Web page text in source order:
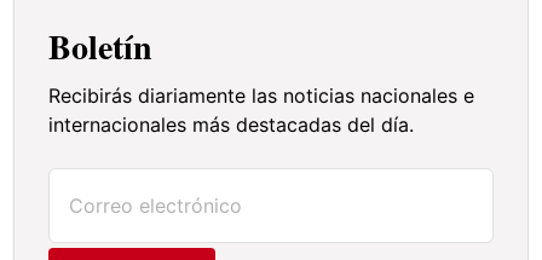
Boletín
Recibirás diariamente las noticias nacionales e
internacionales más destacadas del día.